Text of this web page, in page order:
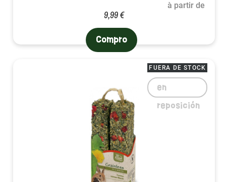
à partir de
9,99 €
Compro
FUERA DE STOCK
en
reposición